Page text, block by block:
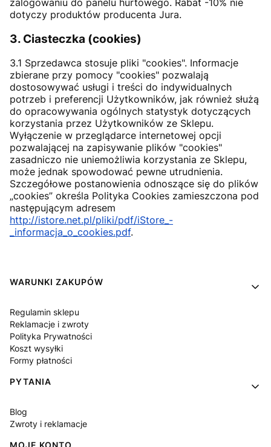
dotyczy produktów producenta Jura.
3. Ciasteczka (cookies)
3.1 Sprzedawca stosuje pliki "cookies". Informacje
zbierane przy pomocy "cookies" pozwalają
dostosowywać usługi i treści do indywidualnych
potrzeb i preferencji Użytkowników, jak również służą
do opracowywania ogólnych statystyk dotyczących
korzystania przez Użytkowników ze Sklepu.
Wyłączenie w przeglądarce internetowej opcji
pozwalającej na zapisywanie plików "cookies"
zasadniczo nie uniemożliwia korzystania ze Sklepu,
może jednak spowodować pewne utrudnienia.
Szczegółowe postanowienia odnoszące się do plików
„cookies” określa Polityka Cookies zamieszczona pod
następującym adresem
http://istore.net.pl/pliki/pdf/iStore_-
_informacja_o_cookies.pdf.
Linki w stopce
WARUNKI ZAKUPÓW
Regulamin sklepu
Reklamacje i zwroty
Polityka Prywatności
Koszt wysyłki
Formy płatności
PYTANIA
Blog
Zwroty i reklamacje